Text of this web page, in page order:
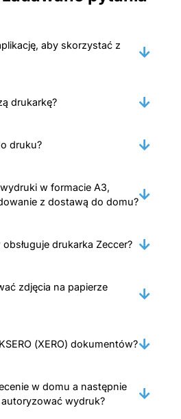
aby skorzystać z
drukarkę?
druku?
w formacie A3,
z dostawą do domu?
drukarka Zeccer?
zdjęcia na papierze
(XERO) dokumentów?
w domu a następnie
wydruk?